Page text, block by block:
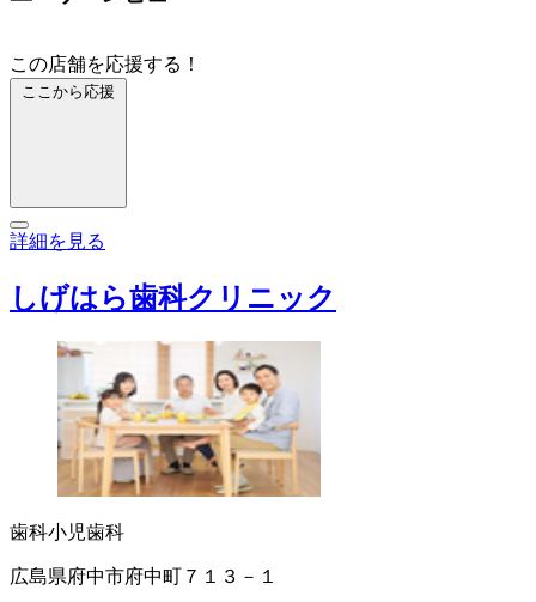
この店舗を応援する！
ここから応援
詳細を見る
しげはら歯科クリニック
歯科小児歯科
広島県府中市府中町７１３－１